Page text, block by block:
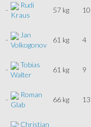
-
Rudi
Kraus
57 kg 10
-
Jan
Volkogonov
61 kg 4
-
Tobias
Walter
61 kg 9
-
Roman
Glab
66 kg 13
Christian